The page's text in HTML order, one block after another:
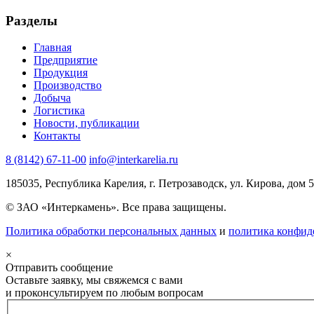
Разделы
Главная
Предприятие
Продукция
Производство
Добыча
Логистика
Новости, публикации
Контакты
8 (8142) 67-11-00 info@interkarelia.ru
185035, Республика Карелия, г. Петрозаводск, ул. Кирова, дом 5
© ЗАО «Интеркамень». Все права защищены.
Политика обработки персональных данных и политика
×
Отправить сообщeние
Оставьте заявку, мы свяжемся с вами
и проконсультируем по любым вопросам